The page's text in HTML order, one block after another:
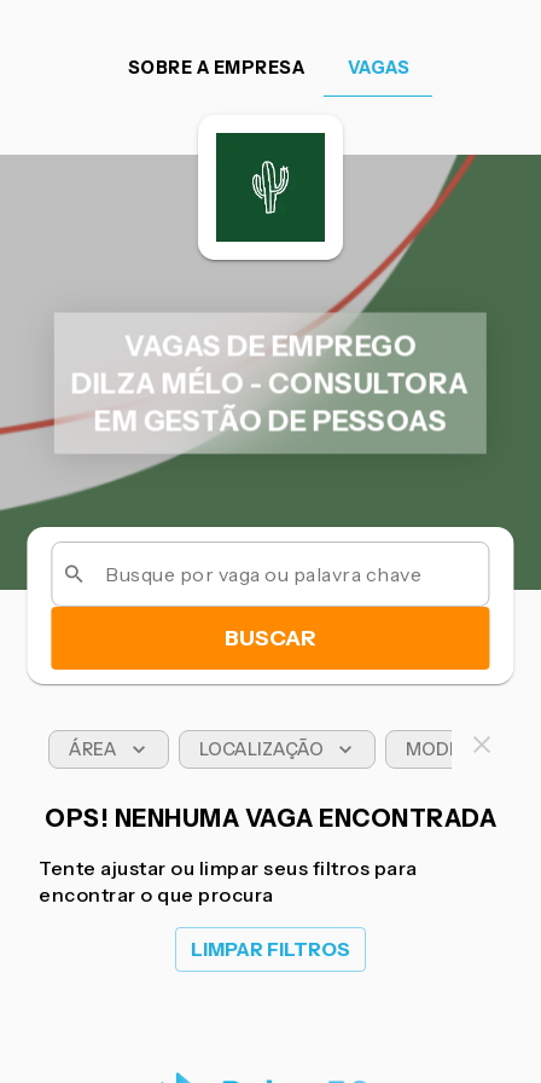
SOBRE A EMPRESA VAGAS
VAGAS DE EMPREGO
DILZA MÉLO - CONSULTORA
EM GESTÃO DE PESSOAS
BUSCAR
ÁREA LOCALIZAÇÃO MODELO DE
OPS! NENHUMA VAGA ENCONTRADA
Tente ajustar ou limpar seus filtros para
encontrar o que procura
LIMPAR FILTROS